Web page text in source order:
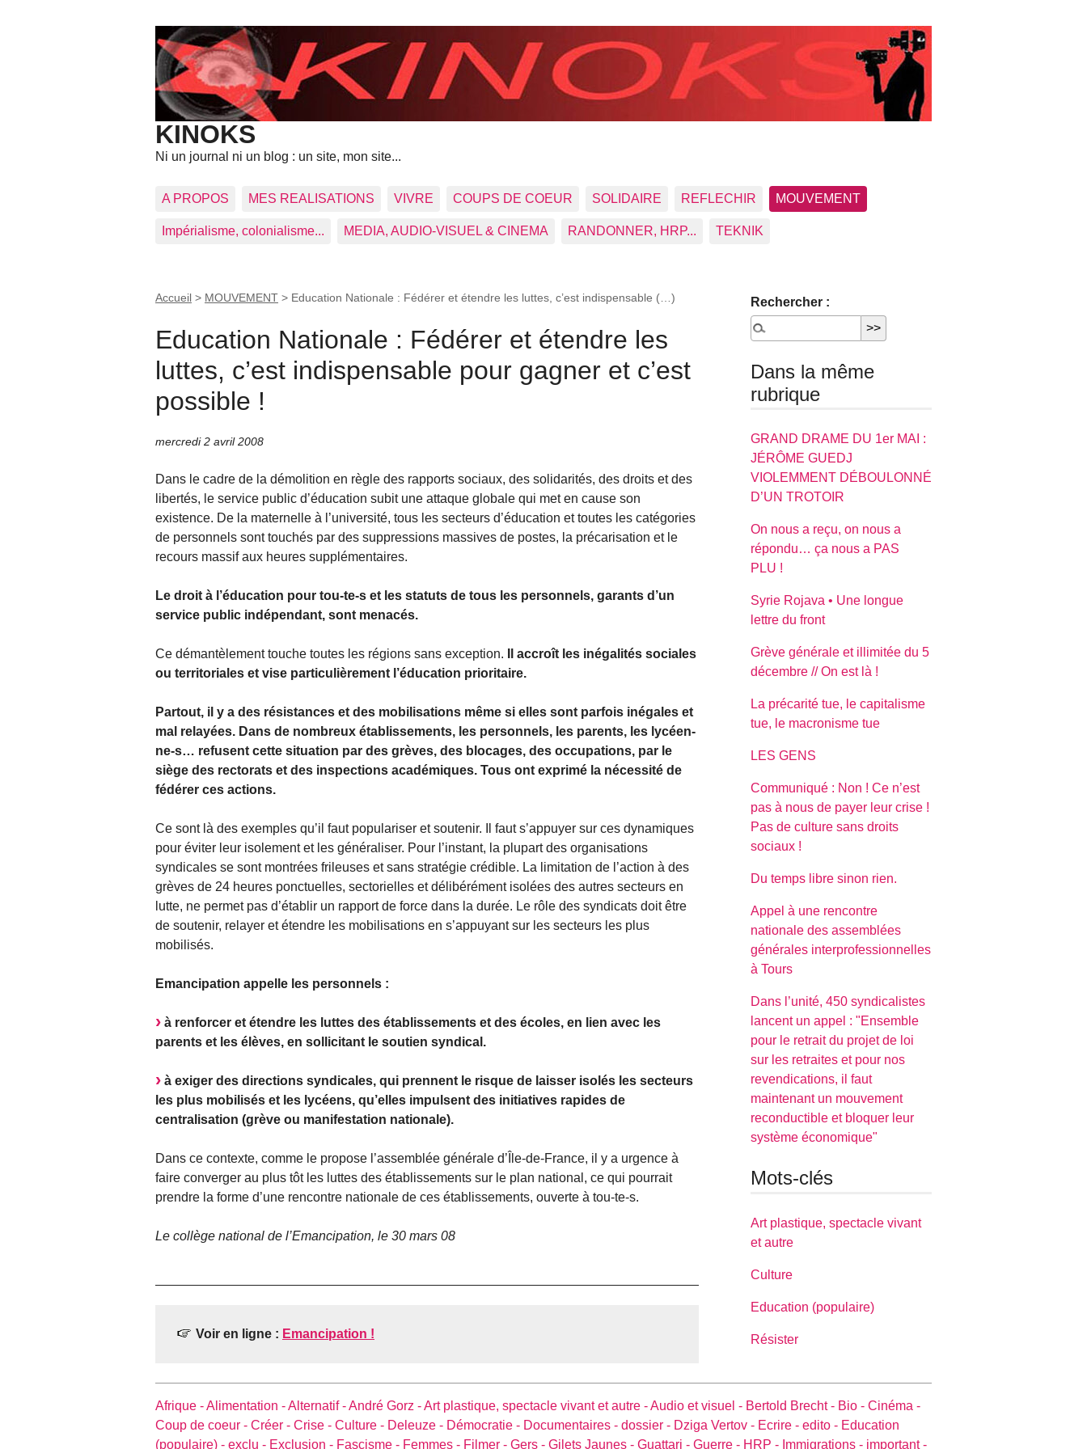
KINOKS
Ni un journal ni un blog : un site, mon site...
A PROPOS MES REALISATIONS VIVRE COUPS DE COEUR SOLIDAIRE REFLECHIR MOUVEMENT
Impérialisme, colonialisme... MEDIA, AUDIO-VISUEL & CINEMA RANDONNER, HRP... TEKNIK
Accueil > MOUVEMENT > Education Nationale : Fédérer et étendre les luttes, c’est indispensable (…)
Education Nationale : Fédérer et étendre les
luttes, c’est indispensable pour gagner et c’est
possible !
mercredi 2 avril 2008
Dans le cadre de la démolition en règle des rapports sociaux, des solidarités, des droits et des
libertés, le service public d’éducation subit une attaque globale qui met en cause son
existence. De la maternelle à l’université, tous les secteurs d’éducation et toutes les catégories
de personnels sont touchés par des suppressions massives de postes, la précarisation et le
recours massif aux heures supplémentaires.
Le droit à l’éducation pour tou-te-s et les statuts de tous les personnels, garants d’un
service public indépendant, sont menacés.
Ce démantèlement touche toutes les régions sans exception.
Il accroît les inégalités sociales
ou territoriales et vise particulièrement l’éducation prioritaire.
Partout, il y a des résistances et des mobilisations même si elles sont parfois inégales et
mal relayées. Dans de nombreux établissements, les personnels, les parents, les lycéen-
ne-s… refusent cette situation par des grèves, des blocages, des occupations, par le
siège des rectorats et des inspections académiques. Tous ont exprimé la nécessité de
fédérer ces actions.
Ce sont là des exemples qu’il faut populariser et soutenir. Il faut s’appuyer sur ces dynamiques
pour éviter leur isolement et les généraliser. Pour l’instant, la plupart des organisations
syndicales se sont montrées frileuses et sans stratégie crédible. La limitation de l’action à des
grèves de 24 heures ponctuelles, sectorielles et délibérément isolées des autres secteurs en
lutte, ne permet pas d’établir un rapport de force dans la durée. Le rôle des syndicats doit être
de soutenir, relayer et étendre les mobilisations en s’appuyant sur les secteurs les plus
mobilisés.
Emancipation appelle les personnels :
à renforcer et étendre les luttes des établissements et des écoles, en lien avec les
parents et les élèves, en sollicitant le soutien syndical.
à exiger des directions syndicales, qui prennent le risque de laisser isolés les secteurs
les plus mobilisés et les lycéens, qu’elles impulsent des initiatives rapides de
centralisation (grève ou manifestation nationale).
Dans ce contexte, comme le propose l’assemblée générale d’Île-de-France, il y a urgence à
faire converger au plus tôt les luttes des établissements sur le plan national, ce qui pourrait
prendre la forme d’une rencontre nationale de ces établissements, ouverte à tou-te-s.
Le collège national de l’Emancipation, le 30 mars 08
Voir en ligne : Emancipation !
Rechercher :
Dans la même
rubrique
GRAND DRAME DU 1er MAI :
JÉRÔME GUEDJ
VIOLEMMENT DÉBOULONNÉ
D’UN TROTOIR
On nous a reçu, on nous a
répondu… ça nous a PAS
PLU !
Syrie Rojava • Une longue
lettre du front
Grève générale et illimitée du 5
décembre // On est là !
La précarité tue, le capitalisme
tue, le macronisme tue
LES GENS
Communiqué : Non ! Ce n’est
pas à nous de payer leur crise !
Pas de culture sans droits
sociaux !
Du temps libre sinon rien.
Appel à une rencontre
nationale des assemblées
générales interprofessionnelles
à Tours
Dans l’unité, 450 syndicalistes
lancent un appel : "Ensemble
pour le retrait du projet de loi
sur les retraites et pour nos
revendications, il faut
maintenant un mouvement
reconductible et bloquer leur
système économique"
Mots-clés
Art plastique, spectacle vivant
et autre
Culture
Education (populaire)
Résister
Afrique -Alimentation -Alternatif -André Gorz -Art plastique, spectacle vivant et autre -Audio et visuel - Bertold Brecht - Bio - Cinéma -
Coup de coeur - Créer - Crise - Culture - Deleuze - Démocratie - Documentaires - dossier - Dziga Vertov - Ecrire - edito - Education
(populaire) - exclu - Exclusion - Fascisme - Femmes - Filmer - Gers - Gilets Jaunes - Guattari - Guerre - HRP - Immigrations - important -